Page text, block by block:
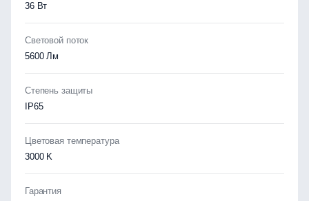
36 Вт
Световой поток
5600 Лм
Степень защиты
IP65
Цветовая температура
3000 K
Гарантия